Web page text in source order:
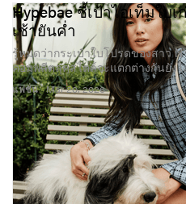
แฟชั่น
Hypebae ชี้เป้าไอเท็มใบ
เช้ายันค่ำ
รู้หมดว่ากระเป๋าใบโปรดของสาว
คอมพลีตลุคสไตล์จะแตกต่างกันยังไ
Mar 20, 2026